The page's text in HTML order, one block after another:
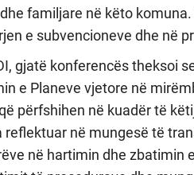
familjare në këto
e subvencioneve dhe në
gjatë konferencës theksoi
e Planeve vjetore në
përfshihen në kuadër të
reflektuar në mungesë të
në hartimin dhe zbatimin